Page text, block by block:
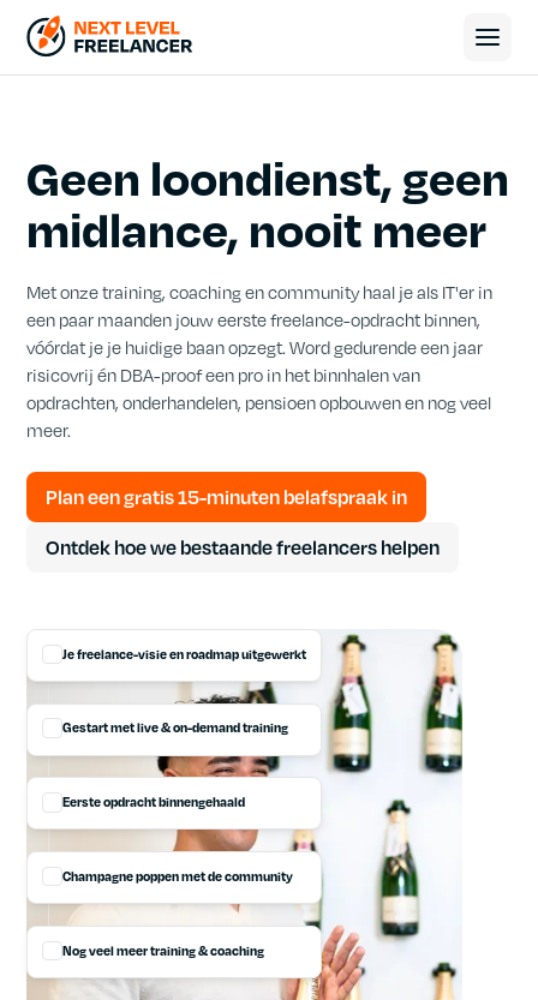
Geen loondienst, geen
midlance, nooit meer
Met onze training, coaching en community haal je als IT'er in
een paar maanden jouw eerste freelance-opdracht binnen,
vóórdat je je huidige baan opzegt. Word gedurende een jaar
risicovrij én DBA-proof een pro in het binnhalen van
opdrachten, onderhandelen, pensioen opbouwen en nog veel
meer.
Plan een gratis 15-minuten belafspraak in
Ontdek hoe we bestaande freelancers helpen
Je freelance-visie en roadmap uitgewerkt
Gestart met live & on-demand training
Eerste opdracht binnengehaald
Champagne poppen met de community
Nog veel meer training & coaching